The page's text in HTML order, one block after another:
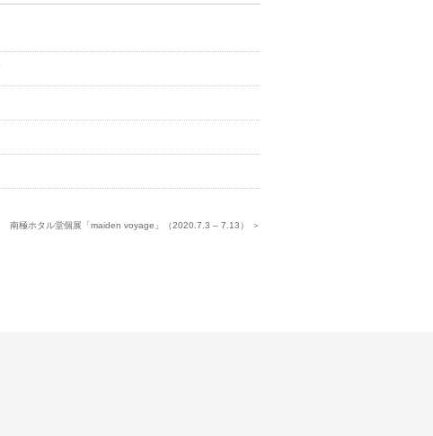
南極ホタル堂個展「maiden voyage」（2020.7.3 – 7.13） ＞